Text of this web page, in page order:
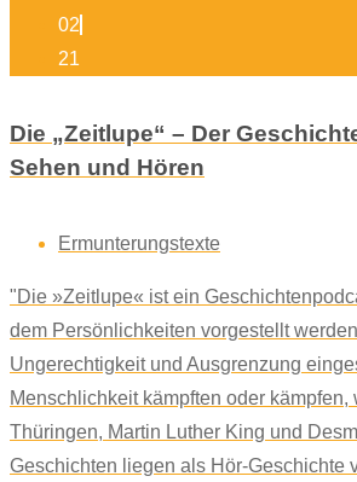
02
21
Die „Zeitlupe“ – Der
Sehen und Hören
Ermunterungstexte
"Die »Zeitlupe« ist ein
dem Persönlichkeiten vorgestellt
Ungerechtigkeit und Ausgrenzung
Menschlichkeit kämpften oder kämpfen,
Thüringen, Martin Luther King und
Geschichten liegen als Hör-Geschichte